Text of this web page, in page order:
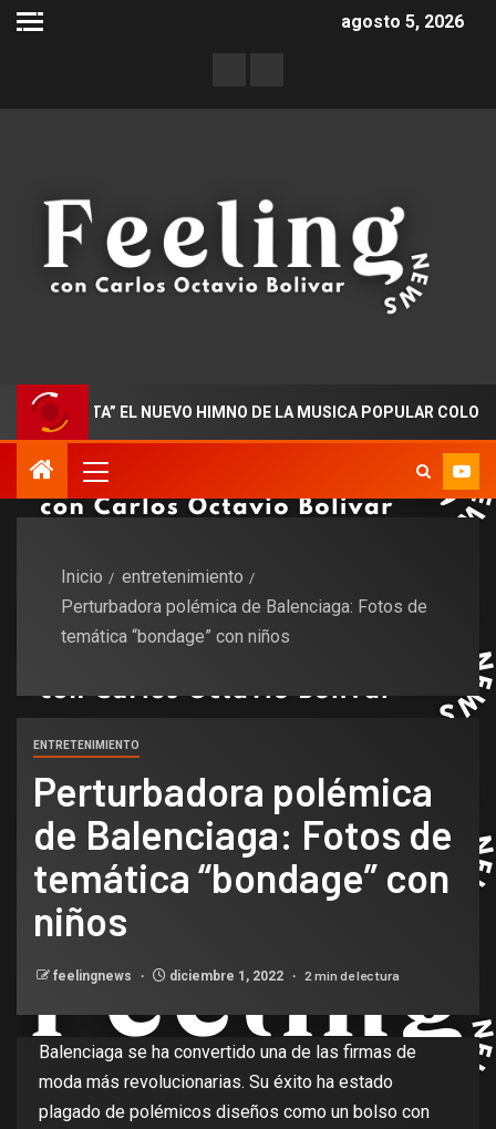
agosto 5, 2026
EL NUEVO HIMNO DE LA MUSICA POPULAR COLOMBIANA
Inicio
entretenimiento
Perturbadora polémica de Balenciaga: Fotos de
temática “bondage” con niños
ENTRETENIMIENTO
Perturbadora polémica
de Balenciaga: Fotos de
temática “bondage” con
niños
feelingnews diciembre 1, 2022 2 min de lectura
Balenciaga se ha convertido una de las firmas de
moda más revolucionarias. Su éxito ha estado
plagado de polémicos diseños como un bolso con